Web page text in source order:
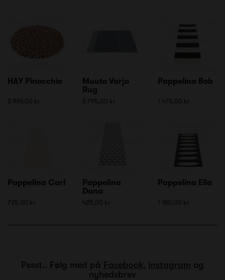
HAY Pinocchio
2 999,00 kr
Muuto Varjo
Rug
5 795,00 kr
Pappelina Bob
1 475,00 kr
Pappelina Carl
725,00 kr
Pappelina
Dana
425,00 kr
Pappelina Ella
1 150,00 kr
Pssst.. Følg med på Facebook, Instagram og
nyhedsbrev